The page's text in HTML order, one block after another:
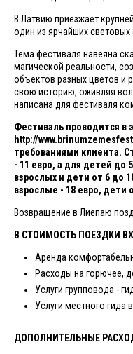
В Латвию приезжает
один из ярчайших
Тема фестиваля навеяна
магической реальности,
объектов разных цветов и
свою историю, оживляя
написана для фестиваля
Фестиваль проводится
http://
требованиями клиента.
- 11 евро, а для детей
взрослых и дети от 6 до
взрослые - 18 евро, дети
Возвращение в Лиепаю
В СТОИМОСТЬ ПОЕЗДКИ
Аренда
Расходы на горючее,
Услуги групповода -
Услуги местного гида
ДОПОЛНИТЕЛЬНЫЕ